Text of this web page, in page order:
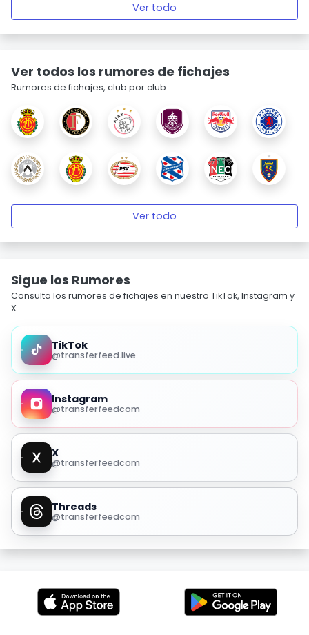
Ver todo
Ver todos los rumores de fichajes
Rumores de fichajes, club por club.
Ver todo
Sigue los Rumores
Consulta los rumores de fichajes en nuestro TikTok, Instagram y
X.
TikTok
@transferfeed.live
Instagram
@transferfeedcom
X
@transferfeedcom
Threads
@transferfeedcom